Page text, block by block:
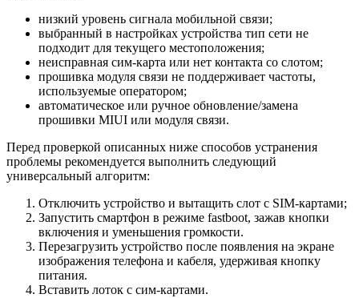
низкий уровень сигнала мобильной связи;
выбранный в настройках устройства тип сети не
подходит для текущего местоположения;
неисправная сим-карта или нет контакта со слотом;
прошивка модуля связи не поддерживает частоты,
используемые оператором;
автоматическое или ручное обновление/замена
прошивки MIUI или модуля связи.
Перед проверкой описанных ниже способов устранения
проблемы рекомендуется выполнить следующий
универсальный алгоритм:
Отключить устройство и вытащить слот с SIM-картами;
Запустить смартфон в режиме fastboot, зажав кнопки
включения и уменьшения громкости.
Перезагрузить устройство после появления на экране
изображения телефона и кабеля, удерживая кнопку
питания.
Вставить лоток с сим-картами.